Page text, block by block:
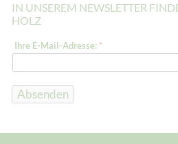
IN UNSEREM NEWSLETTER
HOLZ
h
e
r
-
Ihre E-Mail-Adresse: *
Absenden